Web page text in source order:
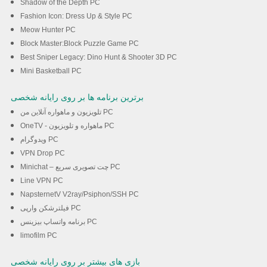
Shadow of the Depth PC
Fashion Icon: Dress Up & Style PC
Meow Hunter PC
Block Master:Block Puzzle Game PC
Best Sniper Legacy: Dino Hunt & Shooter 3D PC
Mini Basketball PC
برترین برنامه ها بر روی رایانه شخصی
تلویزیون و ماهواره آنلاین من PC
OneTV - ماهواره و تلویزیون PC
ویدوگرام PC
VPN Drop PC
Minichat – چت تصویری سریع PC
Line VPN PC
NapsternetV V2ray/Psiphon/SSH PC
فیلترشکن وارپی PC
برنامه واتساپ بیزینس PC
limofilm PC
بازی های بیشتر بر روی رایانه شخصی